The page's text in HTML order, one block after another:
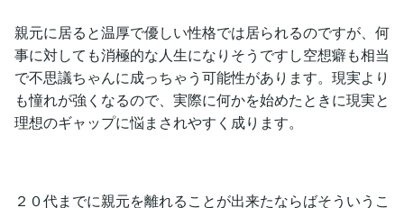
親元に居ると温厚で優しい性格では居られるのですが、何
事に対しても消極的な人生になりそうですし空想癖も相当
で不思議ちゃんに成っちゃう可能性があります。現実より
も憧れが強くなるので、実際に何かを始めたときに現実と
理想のギャップに悩まされやすく成ります。
２０代までに親元を離れることが出来たならばそういうこ